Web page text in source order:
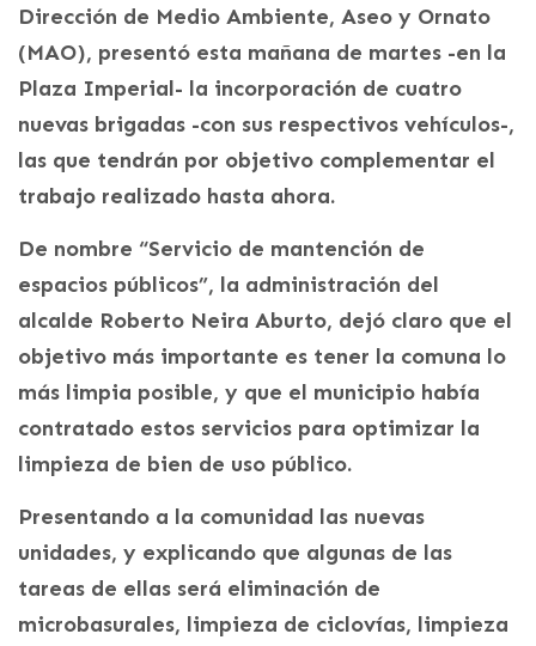
Dirección de Medio Ambiente, Aseo y Ornato
(MAO), presentó esta mañana de martes -en la
Plaza Imperial- la incorporación de cuatro
nuevas brigadas -con sus respectivos vehículos-,
las que tendrán por objetivo complementar el
trabajo realizado hasta ahora.
De nombre “Servicio de mantención de
espacios públicos”, la administración del
alcalde Roberto Neira Aburto, dejó claro que el
objetivo más importante es tener la comuna lo
más limpia posible, y que el municipio había
contratado estos servicios para optimizar la
limpieza de bien de uso público.
Presentando a la comunidad las nuevas
unidades, y explicando que algunas de las
tareas de ellas será eliminación de
microbasurales, limpieza de ciclovías, limpieza